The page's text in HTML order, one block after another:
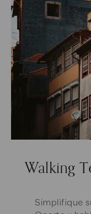
Walking
Simplifique